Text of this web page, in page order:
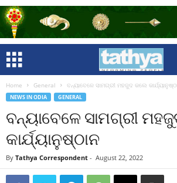
Home General ବନ୍ୟାବେଳେ ସାମଗ୍ରୀ ମହଜୁଦ କଲେ
NEWS IN ODIA GENERAL
ବନ୍ୟାବେଳେ ସାମଗ୍ରୀ
କାର୍ଯ୍ୟାନୁଷ୍ଠାନ
By Tathya Correspondent - August 22, 2022